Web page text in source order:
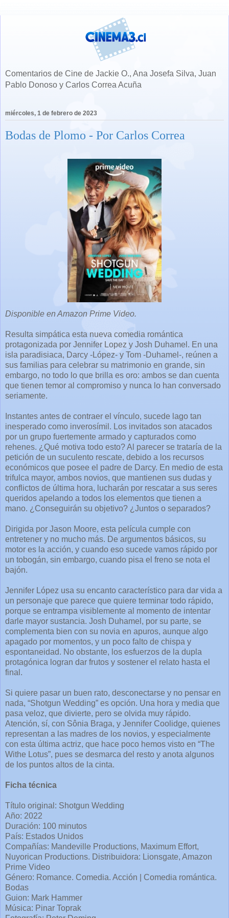
Comentarios de Cine de Jackie O., Ana Josefa Silva, Juan
Pablo Donoso y Carlos Correa Acuña
miércoles, 1 de febrero de 2023
Bodas de Plomo - Por Carlos Correa
Disponible en Amazon Prime Video.
Resulta simpática esta nueva comedia romántica
protagonizada por Jennifer Lopez y Josh Duhamel. En una
isla paradisiaca, Darcy -López- y Tom -Duhamel-, reúnen a
sus familias para celebrar su matrimonio en grande, sin
embargo, no todo lo que brilla es oro: ambos se dan cuenta
que tienen temor al compromiso y nunca lo han conversado
seriamente.
Instantes antes de contraer el vínculo, sucede lago tan
inesperado como inverosímil. Los invitados son atacados
por un grupo fuertemente armado y capturados como
rehenes. ¿Qué motiva todo esto? Al parecer se trataría de la
petición de un suculento rescate, debido a los recursos
económicos que posee el padre de Darcy. En medio de esta
trifulca mayor, ambos novios, que mantienen sus dudas y
conflictos de última hora, lucharán por rescatar a sus seres
queridos apelando a todos los elementos que tienen a
mano. ¿Conseguirán su objetivo? ¿Juntos o separados?
Dirigida por Jason Moore, esta película cumple con
entretener y no mucho más. De argumentos básicos, su
motor es la acción, y cuando eso sucede vamos rápido por
un tobogán, sin embargo, cuando pisa el freno se nota el
bajón.
Jennifer López usa su encanto característico para dar vida a
un personaje que parece que quiere terminar todo rápido,
porque se entrampa visiblemente al momento de intentar
darle mayor sustancia. Josh Duhamel, por su parte, se
complementa bien con su novia en apuros, aunque algo
apagado por momentos, y un poco falto de chispa y
espontaneidad. No obstante, los esfuerzos de la dupla
protagónica logran dar frutos y sostener el relato hasta el
final.
Si quiere pasar un buen rato, desconectarse y no pensar en
nada, “Shotgun Wedding” es opción. Una hora y media que
pasa veloz, que divierte, pero se olvida muy rápido.
Atención, sí, con Sônia Braga, y Jennifer Coolidge, quienes
representan a las madres de los novios, y especialmente
con esta última actriz, que hace poco hemos visto en “The
Withe Lotus”, pues se desmarca del resto y anota algunos
de los puntos altos de la cinta.
Ficha técnica
Título original: Shotgun Wedding
Año: 2022
Duración: 100 minutos
País: Estados Unidos
Compañías: Mandeville Productions, Maximum Effort,
Nuyorican Productions. Distribuidora: Lionsgate, Amazon
Prime Video
Género: Romance. Comedia. Acción | Comedia romántica.
Bodas
Guion: Mark Hammer
Música: Pinar Toprak